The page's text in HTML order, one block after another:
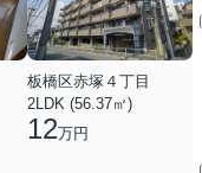
板橋区赤塚４丁目
2LDK (56.37㎡)
12万円